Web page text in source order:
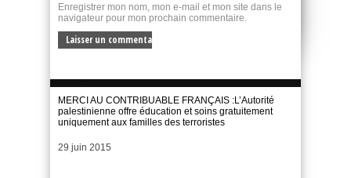
Enregistrer mon nom, mon e-mail et mon site dans le
navigateur pour mon prochain commentaire.
MERCI AU CONTRIBUABLE FRANÇAIS :L’Autorité
palestinienne offre éducation et soins gratuitement
uniquement aux familles des terroristes
Date
29 juin 2015